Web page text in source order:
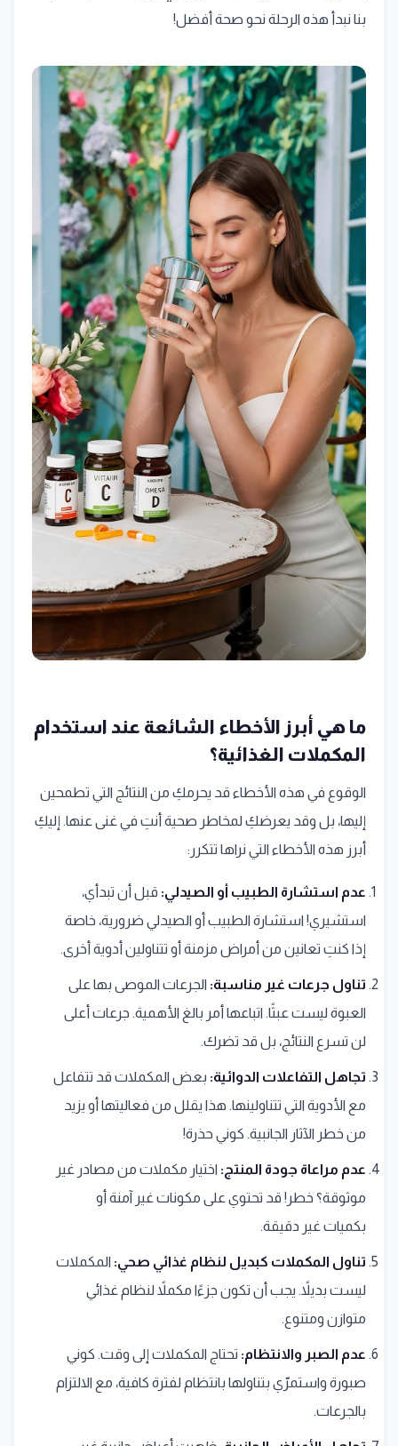
بنا نبدأ هذه الرحلة نحو صحة أفضل!
ما هي أبرز الأخطاء الشائعة عند استخدام
المكملات الغذائية؟
الوقوع في هذه الأخطاء قد يحرمكِ من النتائج التي تطمحين
إليها، بل وقد يعرضكِ لمخاطر صحية أنتِ في غنى عنها. إليكِ
أبرز هذه الأخطاء التي نراها تتكرر:
عدم استشارة الطبيب أو الصيدلي: قبل أن تبدأي،
استشيري! استشارة الطبيب أو الصيدلي ضرورية، خاصة
إذا كنتِ تعانين من أمراض مزمنة أو تتناولين أدوية أخرى.
تناول جرعات غير مناسبة: الجرعات الموصى بها على
العبوة ليست عبثًا. اتباعها أمر بالغ الأهمية. جرعات أعلى
لن تسرع النتائج، بل قد تضرك.
تجاهل التفاعلات الدوائية: بعض المكملات قد تتفاعل
مع الأدوية التي تتناولينها. هذا يقلل من فعاليتها أو يزيد
من خطر الآثار الجانبية. كوني حذرة!
عدم مراعاة جودة المنتج: اختيار مكملات من مصادر غير
موثوقة؟ خطر! قد تحتوي على مكونات غير آمنة أو
بكميات غير دقيقة.
تناول المكملات كبديل لنظام غذائي صحي: المكملات
ليست بديلاً. يجب أن تكون جزءًا مكملاً لنظام غذائي
متوازن ومتنوع.
عدم الصبر والانتظام: تحتاج المكملات إلى وقت. كوني
صبورة واستمرّي بتناولها بانتظام لفترة كافية، مع الالتزام
بالجرعات.